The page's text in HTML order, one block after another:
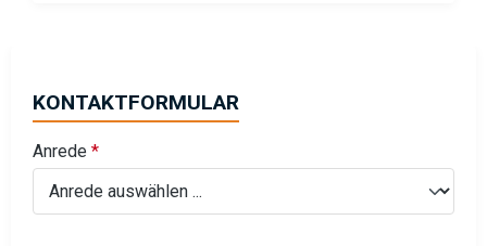
KONTAKTFORMULAR
Anrede *